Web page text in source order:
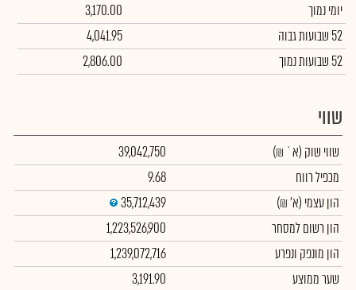
יומי נמוך
3,170.00
52 שבועות גבוה
4,041.95
52 שבועות נמוך
2,806.00
שווי
שווי שוק (א` ₪)
39,042,750
מכפיל רווח
9.68
הון עצמי (א' ₪)
35,712,439
הון רשום למסחר
1,223,526,900
הון מונפק ונפרע
1,239,072,716
שער ממוצע
3,191.90